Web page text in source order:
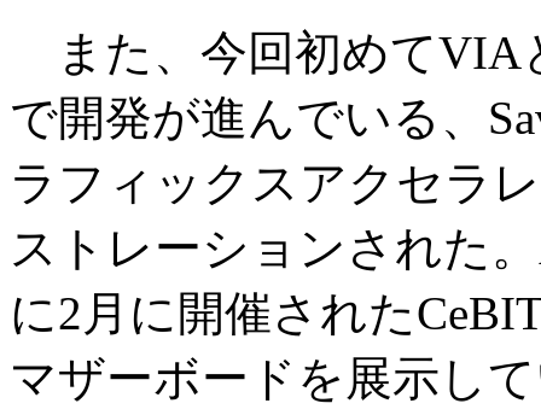
また、今回初めてVIA
で開発が進んでいる、
ラフィックスアクセラ
ストレーションされた
に2月に開催された
マザーボードを展示し